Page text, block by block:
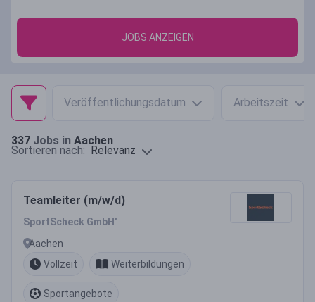
JOBS ANZEIGEN
Veröffentlichungsdatum Arbeitszeit
337 Jobs in Aachen
Sortieren nach: Relevanz
Teamleiter (m/w/d)
SportScheck GmbH'
Aachen
Vollzeit
Weiterbildungen
Sportangebote